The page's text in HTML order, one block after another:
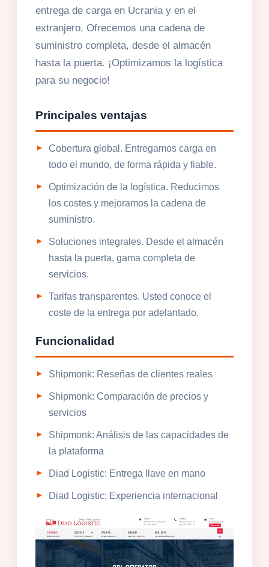
entrega de carga en Ucrania y en el
extranjero. Ofrecemos una cadena de
suministro completa, desde el almacén
hasta la puerta. ¡Optimizamos la logística
para su negocio!
Principales ventajas
Cobertura global. Entregamos carga en
todo el mundo, de forma rápida y fiable.
Optimización de la logística. Reducimos
los costes y mejoramos la cadena de
suministro.
Soluciones integrales. Desde el almacén
hasta la puerta, gama completa de
servicios.
Tarifas transparentes. Usted conoce el
coste de la entrega por adelantado.
Funcionalidad
Shipmonk: Reseñas de clientes reales
Shipmonk: Comparación de precios y
servicios
Shipmonk: Análisis de las capacidades de
la plataforma
Diad Logistic: Entrega llave en mano
Diad Logistic: Experiencia internacional